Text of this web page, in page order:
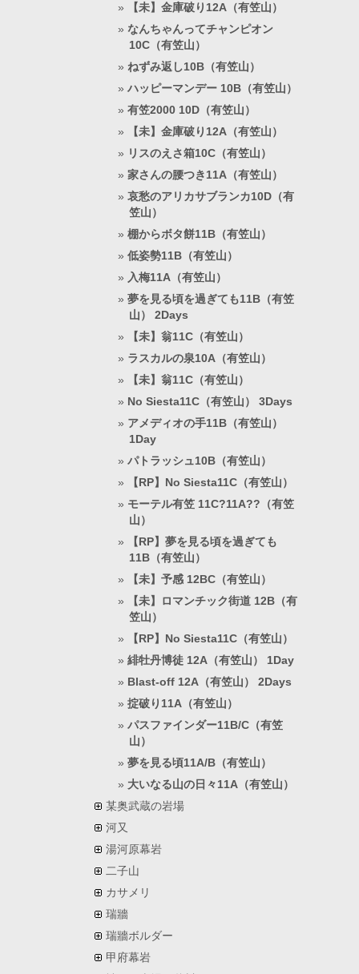
【未】金庫破り12A（有笠山）
なんちゃんってチャンピオン
10C（有笠山）
ねずみ返し10B（有笠山）
ハッピーマンデー 10B（有笠山）
有笠2000 10D（有笠山）
【未】金庫破り12A（有笠山）
リスのえさ箱10C（有笠山）
家さんの腰つき11A（有笠山）
哀愁のアリカサブランカ10D（有
笠山）
棚からボタ餅11B（有笠山）
低姿勢11B（有笠山）
入梅11A（有笠山）
夢を見る頃を過ぎても11B（有笠
山） 2Days
【未】翁11C（有笠山）
ラスカルの泉10A（有笠山）
【未】翁11C（有笠山）
No Siesta11C（有笠山） 3Days
アメディオの手11B（有笠山）
1Day
パトラッシュ10B（有笠山）
【RP】No Siesta11C（有笠山）
モーテル有笠 11C?11A??（有笠
山）
【RP】夢を見る頃を過ぎても
11B（有笠山）
【未】予感 12BC（有笠山）
【未】ロマンチック街道 12B（有
笠山）
【RP】No Siesta11C（有笠山）
緋牡丹博徒 12A（有笠山） 1Day
Blast-off 12A（有笠山） 2Days
掟破り11A（有笠山）
パスファインダー11B/C（有笠
山）
夢を見る頃11A/B（有笠山）
大いなる山の日々11A（有笠山）
某奥武蔵の岩場
河又
湯河原幕岩
二子山
カサメリ
瑞牆
瑞牆ボルダー
甲府幕岩